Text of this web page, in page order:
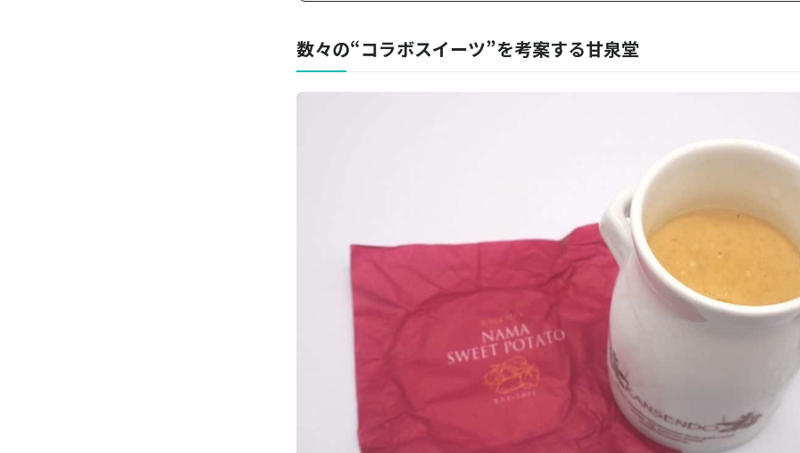
数々の“コラボスイーツ”を考案する甘泉堂